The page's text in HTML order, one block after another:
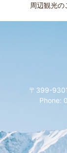
周辺観光の
〒399-
Phone: